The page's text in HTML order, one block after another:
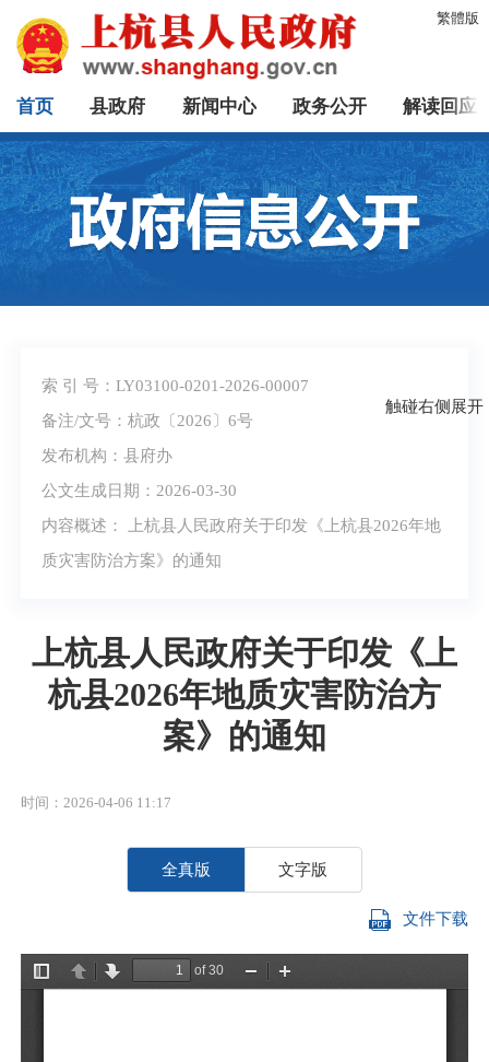
繁體版
首页 县政府 新闻中心 政务公开 解读回应
索 引 号：LY03100-0201-2026-00007
备注/文号：杭政〔2026〕6号
发布机构：县府办
公文生成日期：2026-03-30
内容概述： 上杭县人民政府关于印发《上杭县2026年地
质灾害防治方案》的通知
上杭县人民政府关于印发《上
杭县2026年地质灾害防治方
案》的通知
时间：2026-04-06 11:17
全真版 文字版
文件下载
触碰右侧展开